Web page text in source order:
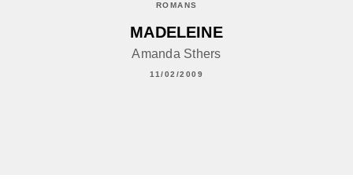
ROMANS
MADELEINE
Amanda Sthers
11/02/2009